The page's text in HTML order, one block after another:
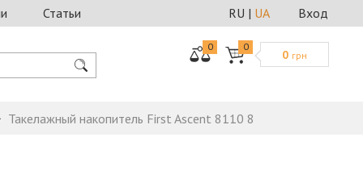
Статьи Вход
RU | UA
0 0
0 грн
Такелажный накопитель First Ascent 8110 8